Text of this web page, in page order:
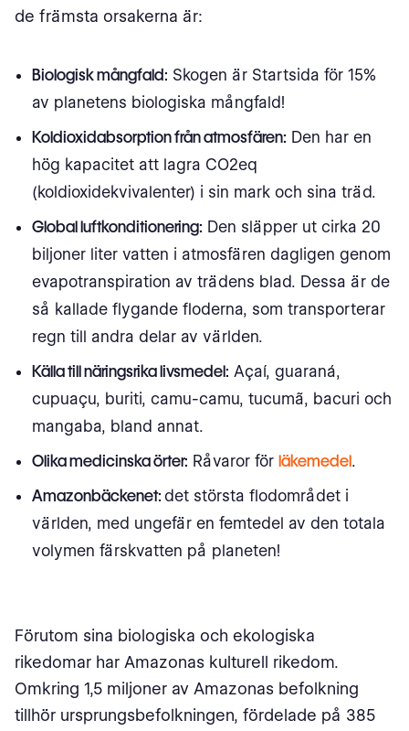
de främsta orsakerna är:
Biologisk mångfald: Skogen är Startsida för 15%
av planetens biologiska mångfald!
Koldioxidabsorption från atmosfären: Den har en
hög kapacitet att lagra CO2eq
(koldioxidekvivalenter) i sin mark och sina träd.
Global luftkonditionering: Den släpper ut cirka 20
biljoner liter vatten i atmosfären dagligen genom
evapotranspiration av trädens blad. Dessa är de
så kallade flygande floderna, som transporterar
regn till andra delar av världen.
Källa till näringsrika livsmedel: Açaí, guaraná,
cupuaçu, buriti, camu-camu, tucumã, bacuri och
mangaba, bland annat.
Olika medicinska örter: Råvaror förläkemedel.
Amazonbäckenet: det största flodområdet i
världen, med ungefär en femtedel av den totala
volymen färskvatten på planeten!
Förutom sina biologiska och ekologiska
rikedomar har Amazonas kulturell rikedom.
Omkring 1,5 miljoner av Amazonas befolkning
tillhör ursprungsbefolkningen, fördelade på 385